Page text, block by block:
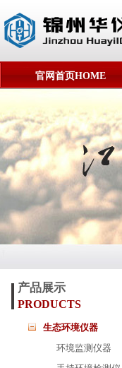
官网首页HOME
产品展示
PRODUCTS
生态环境仪器
环境监测仪器